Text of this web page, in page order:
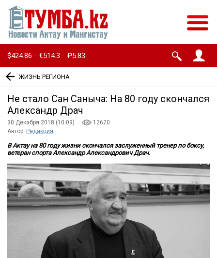
$424.86 · €514.3 · ₽5.83
ЖИЗНЬ РЕГИОНА
Не стало Сан Саныча: На 80 году скончался
Александр Драч
30 Декабря 2018 (10:09) ·
12620
Автор: Редакция
В Актау на 80 году жизни скончался заслуженный тренер по боксу,
ветеран спорта Александр Александрович Драч.